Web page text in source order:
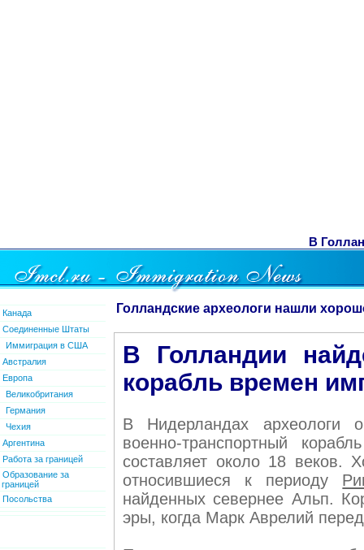
В
Канада
Соединенные Штаты
Иммиграция в США
Австралия
Европа
Великобритания
Германия
Чехия
Аргентина
Работа за границей
Образование за
границей
Посольства
Голландские археологи нашли
В Голландии
корабль времен
В Нидерландах археологи
военно-транспортный
составляет около 18 веков.
относившиеся к периоду
найденных севернее Альп.
эры, когда Марк Аврелий